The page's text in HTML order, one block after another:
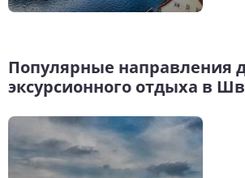
Популярные направления
эксурсионного отдыха в